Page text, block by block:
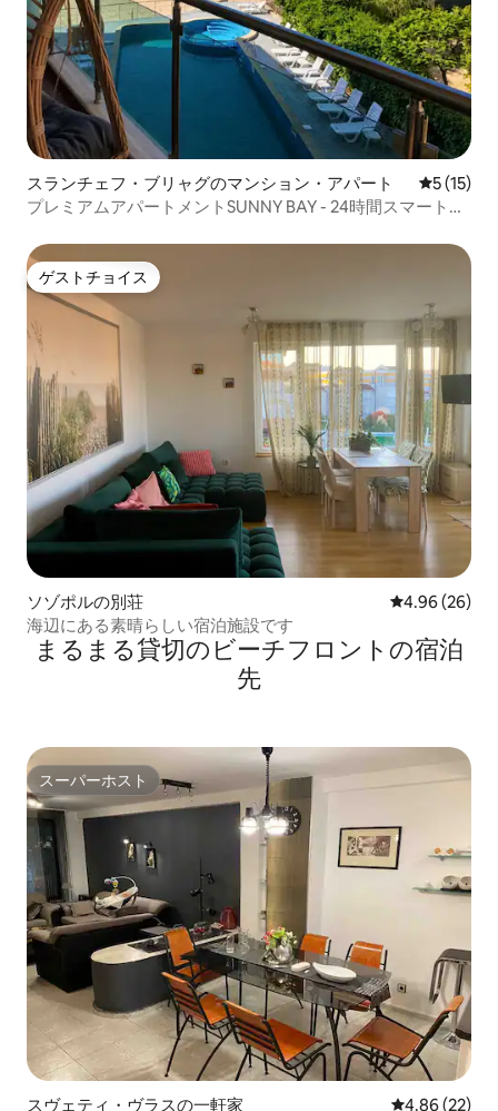
スランチェフ・ブリャグのマンション・アパート レビュー
5 (15)
プレミアムアパートメントSUNNY BAY - 24時間スマートロ
ゲストチョイス
ゲストチョイス
ソゾポルの別荘 レビュー26
4.96 (26)
海辺にある素晴らしい宿泊施設です
まるまる貸切のビーチフロントの宿泊
先
スーパーホスト
スーパーホスト
スヴェティ・ヴラスの一軒家 レビュー22
4.86 (22)